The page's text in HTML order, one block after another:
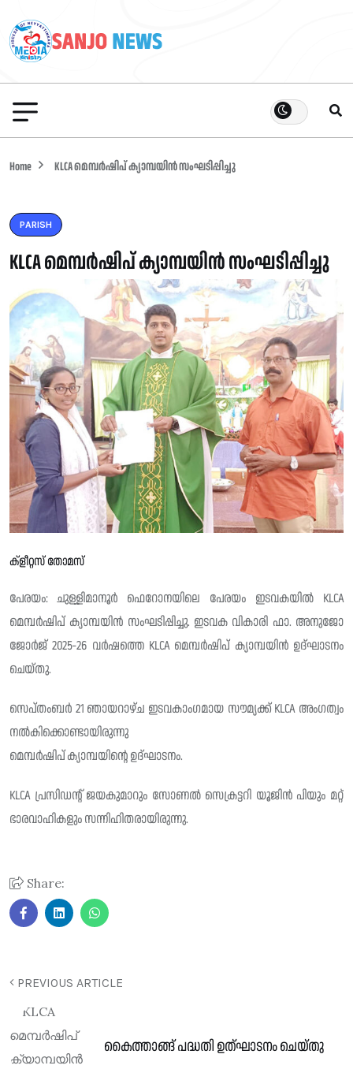
Home KLCA മെമ്പർഷിപ് ക്യാമ്പയിൻ സംഘടിപ്പിച്ചു
PARISH
KLCA മെമ്പർഷിപ് ക്യാമ്പയിൻ സംഘടിപ്പിച്ചു
ക്‌ളീറ്റസ് തോമസ്
പേരയം: ചുള്ളിമാനൂർ ഫെറോനയിലെ പേരയം ഇടവകയിൽ KLCA
മെമ്പർഷിപ് ക്യാമ്പയിൻ സംഘടിപ്പിച്ചു. ഇടവക വികാരി ഫാ. അനുജോ
ജോർജ് 2025-26 വർഷത്തെ KLCA മെമ്പർഷിപ് ക്യാമ്പയിൻ ഉദ്‌ഘാടനം
ചെയ്തു.
സെപ്തംബർ 21 ഞായറാഴ്ച ഇടവകാംഗമായ സൗമ്യക്ക് KLCA അംഗത്വം
നൽകിക്കൊണ്ടായിരുന്നു
മെമ്പർഷിപ് ക്യാമ്പയിന്റെ ഉദ്‌ഘാടനം.
KLCA പ്രസിഡന്റ് ജയകുമാറും സോണൽ സെക്രട്ടറി യൂജിൻ പിയും മറ്റ്
ഭാരവാഹികളും സന്നിഹിതരായിരുന്നു.
Share:
PREVIOUS ARTICLE
കൈത്താങ്ങ് പദ്ധതി ഉത്ഘാടനം ചെയ്തു